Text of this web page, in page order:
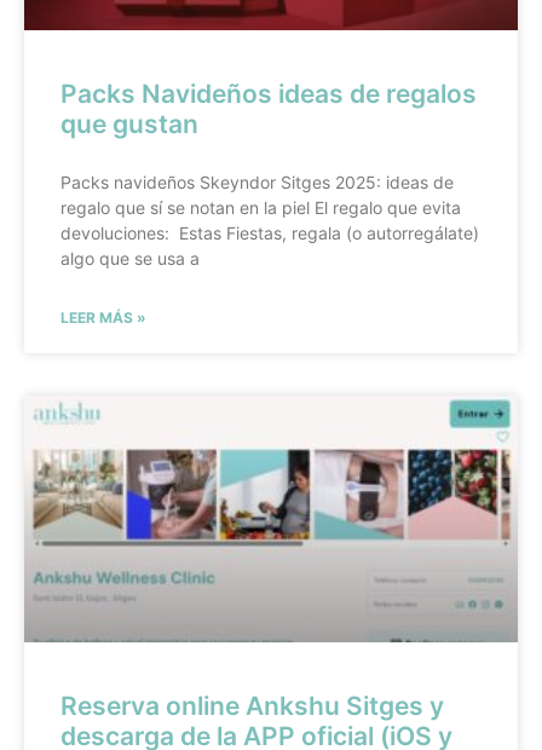
Packs Navideños ideas de regalos
que gustan
Packs navideños Skeyndor Sitges 2025: ideas de
regalo que sí se notan en la piel El regalo que evita
devoluciones: Estas Fiestas, regala (o autorregálate)
algo que se usa a
LEER MÁS »
Reserva online Ankshu Sitges y
descarga de la APP oficial (iOS y